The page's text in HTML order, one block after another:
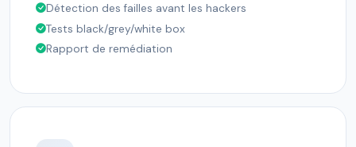
Détection des failles avant les hackers
Tests black/grey/white box
Rapport de remédiation